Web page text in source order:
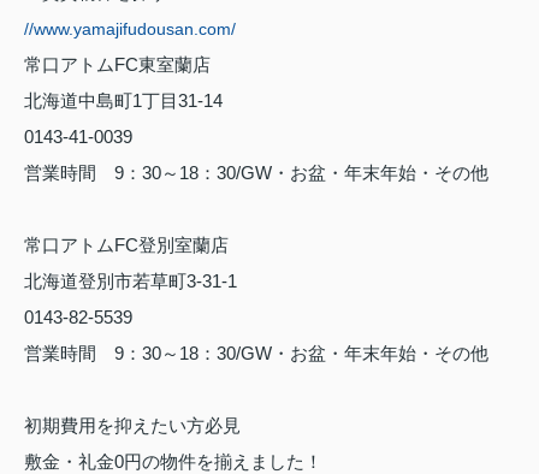
//www.yamajifudousan.com/
常口アトムFC東室蘭店
北海道中島町1丁目31-14
0143-41-0039
営業時間 9 ： 30～ 18 ： 30/GW ・お盆・年末年始・その他
常口アトムFC登別室蘭店
北海道登別市若草町3-31-1
0143-82-5539
営業時間 9 ： 30～ 18 ： 30/GW ・お盆・年末年始・その他
初期費用を抑えたい方必見
敷金・礼金0円の物件を揃えました！